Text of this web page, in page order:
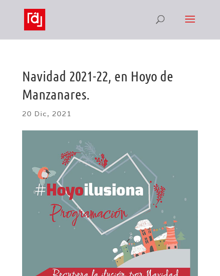
Navidad 2021-22, en Hoyo de
Manzanares.
20 Dic, 2021